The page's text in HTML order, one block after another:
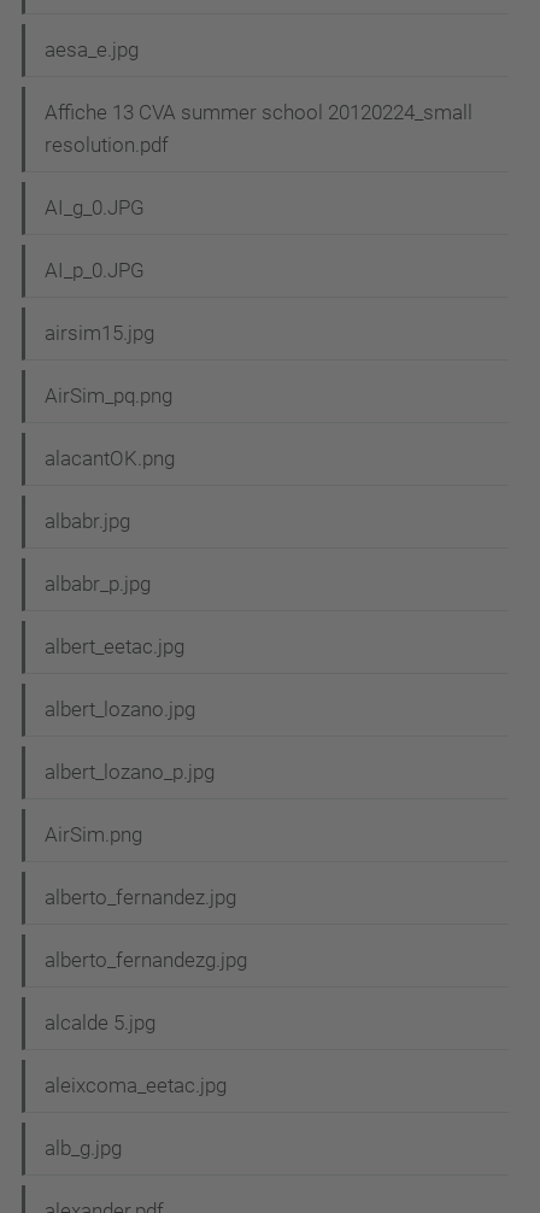
aesa_e.jpg
Affiche 13 CVA summer school 20120224_small
resolution.pdf
AI_g_0.JPG
AI_p_0.JPG
airsim15.jpg
AirSim_pq.png
alacantOK.png
albabr.jpg
albabr_p.jpg
albert_eetac.jpg
albert_lozano.jpg
albert_lozano_p.jpg
AirSim.png
alberto_fernandez.jpg
alberto_fernandezg.jpg
alcalde 5.jpg
aleixcoma_eetac.jpg
alb_g.jpg